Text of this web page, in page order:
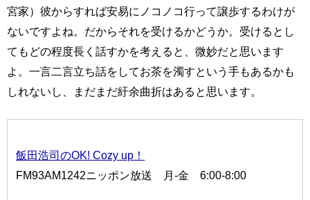
宮家）彼からすれば安易にノコノコ行って譲歩するわけが
ないですよね。だからそれを受けるかどうか。受けるとし
てもどの程度長く話すかを考えると、微妙だと思います
よ。一言二言立ち話をしてお茶を濁すという手もあるかも
しれないし、まだまだ紆余曲折はあると思います。
飯田浩司のOK! Cozy up！
FM93AM1242ニッポン放送 月-金 6:00-8:00